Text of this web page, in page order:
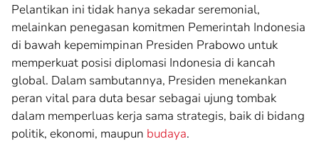
Pelantikan ini tidak hanya sekadar seremonial,
melainkan penegasan komitmen Pemerintah Indonesia
di bawah kepemimpinan Presiden Prabowo untuk
memperkuat posisi diplomasi Indonesia di kancah
global. Dalam sambutannya, Presiden menekankan
peran vital para duta besar sebagai ujung tombak
dalam memperluas kerja sama strategis, baik di bidang
politik, ekonomi, maupun budaya.